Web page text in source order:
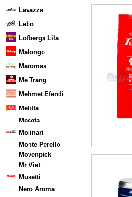
Lavazza
Lebo
Lofbergs Lila
Malongo
Maromas
Me Trang
Mehmet Efendi
Melitta
Meseta
Molinari
Monte Perello
Movenpick
Mr Viet
Musetti
Nero Aroma